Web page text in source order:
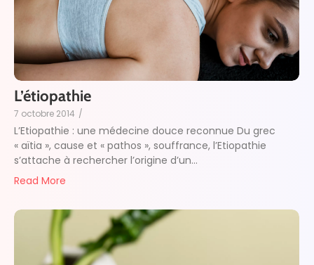
L’étiopathie
7 octobre 2014 /
L’Etiopathie : une médecine douce reconnue Du grec
« aïtia », cause et « pathos », souffrance, l’Etiopathie
s’attache à rechercher l’origine d’un...
Read More